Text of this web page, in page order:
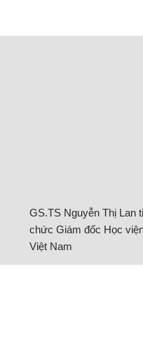
GS.TS Nguyễn Thị Lan
chức Giám đốc Học
Việt Nam